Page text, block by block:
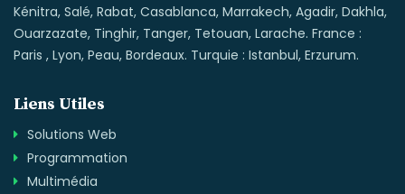
Kénitra, Salé, Rabat, Casablanca, Marrakech, Agadir, Dakhla,
Ouarzazate, Tinghir, Tanger, Tetouan, Larache. France :
Paris , Lyon, Peau, Bordeaux. Turquie : Istanbul, Erzurum.
Liens Utiles
Solutions Web
Programmation
Multimédia